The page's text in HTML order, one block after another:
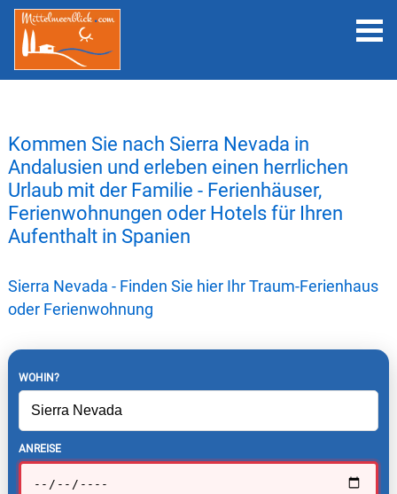
Kommen Sie nach Sierra Nevada in
Andalusien und erleben einen herrlichen
Urlaub mit der Familie - Ferienhäuser,
Ferienwohnungen oder Hotels für Ihren
Aufenthalt in Spanien
Sierra Nevada - Finden Sie hier Ihr Traum-Ferienhaus
oder Ferienwohnung
WOHIN?
ANREISE